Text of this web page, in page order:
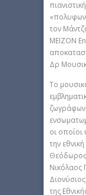
τον
ΜΕΙΖΟΝ
Δρ
Το
οι οποίοι
την
Θεόδωρος
Νικόλαος
της